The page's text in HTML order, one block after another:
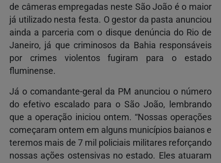
de câmeras empregadas neste São João é o maior
já utilizado nesta festa. O gestor da pasta anunciou
ainda a parceria com o disque denúncia do Rio de
Janeiro, já que criminosos da Bahia responsáveis
por crimes violentos fugiram para o estado
fluminense.
Já o comandante-geral da PM anunciou o número
do efetivo escalado para o São João, lembrando
que a operação iniciou ontem. “Nossas operações
começaram ontem em alguns municípios baianos e
teremos mais de 7 mil policiais militares reforçando
nossas ações ostensivas no estado. Eles atuaram